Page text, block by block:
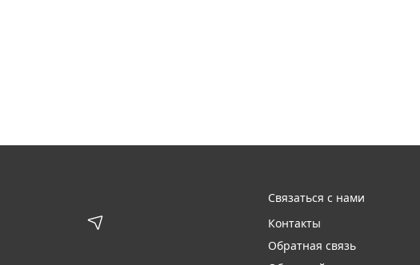
Связаться с нами
Контакты
Обратная связь